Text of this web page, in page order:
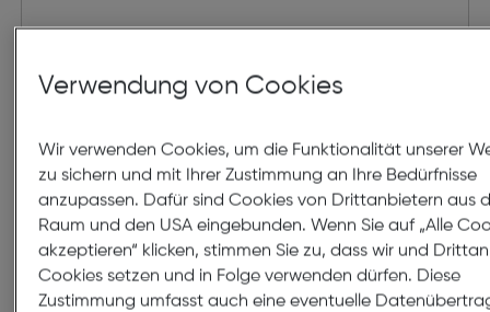
1020mAh
€ 35,99
in den Warenkorb
Verwendung von Cookies
Wir verwenden Cookies, um die Funktionalität unserer
zu sichern und mit Ihrer Zustimmung an Ihre Bedürfnisse
anzupassen. Dafür sind Cookies von Drittanbietern aus
Raum und den USA eingebunden. Wenn Sie auf „Alle
akzeptieren“ klicken, stimmen Sie zu, dass wir und
Cookies setzen und in Folge verwenden dürfen. Diese
Zustimmung umfasst auch eine eventuelle